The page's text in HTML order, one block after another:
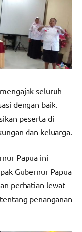
seluruh
dengan baik.
peserta di
dan keluarga.
Papua ini
Gubernur Papua
perhatian lewat
penanganan